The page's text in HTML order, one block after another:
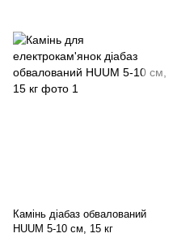
Камінь діабаз обвалований
HUUM 5-10 см, 15 кг